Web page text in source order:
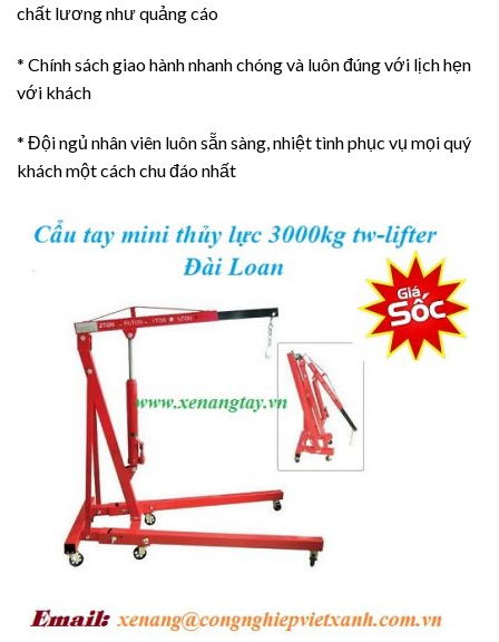
chất lương như quảng cáo
* Chính sách giao hành nhanh chóng và luôn đúng với lịch hẹn
với khách
* Đội ngủ nhân viên luôn sẵn sàng, nhiệt tình phục vụ mọi quý
khách một cách chu đáo nhất